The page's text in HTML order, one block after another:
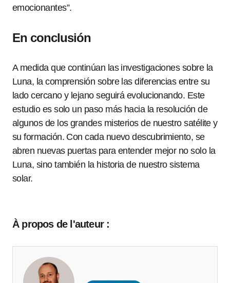
emocionantes”.
En conclusión
A medida que continúan las investigaciones sobre la
Luna, la comprensión sobre las diferencias entre su
lado cercano y lejano seguirá evolucionando. Este
estudio es solo un paso más hacia la resolución de
algunos de los grandes misterios de nuestro satélite y
su formación. Con cada nuevo descubrimiento, se
abren nuevas puertas para entender mejor no solo la
Luna, sino también la historia de nuestro sistema
solar.
À propos de l'auteur :